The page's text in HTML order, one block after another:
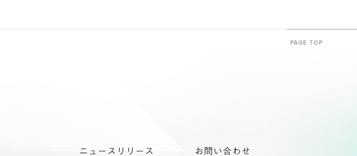
ニュースリリース お問い合わせ
PAGE TOP